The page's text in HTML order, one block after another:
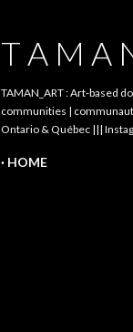
T A M A
TAMAN_ART : Art-based
communities |
Ontario & Québec |||
HOME